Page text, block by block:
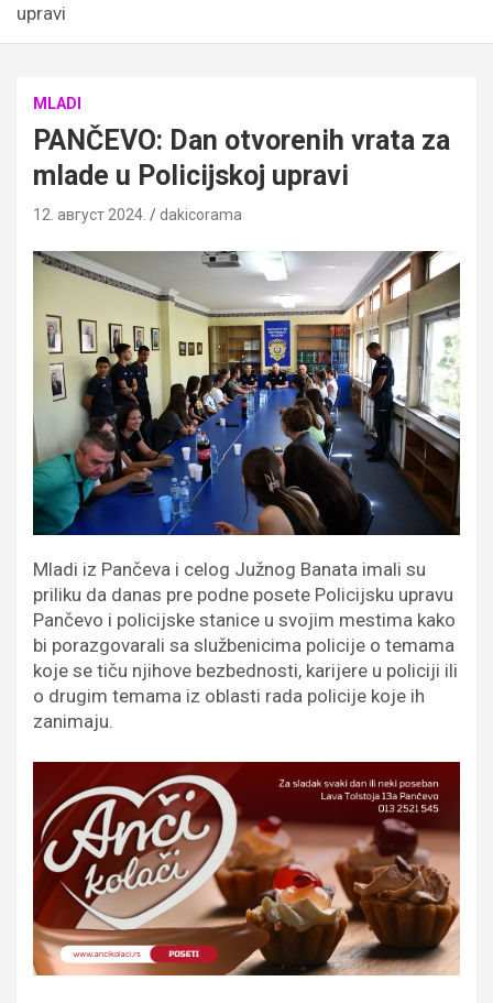
upravi
MLADI
PANČEVO: Dan otvorenih vrata za
mlade u Policijskoj upravi
12. август 2024. dakicorama
Mladi iz Pančeva i celog Južnog Banata imali su
priliku da danas pre podne posete Policijsku upravu
Pančevo i policijske stanice u svojim mestima kako
bi porazgovarali sa službenicima policije o temama
koje se tiču njihove bezbednosti, karijere u policiji ili
o drugim temama iz oblasti rada policije koje ih
zanimaju.